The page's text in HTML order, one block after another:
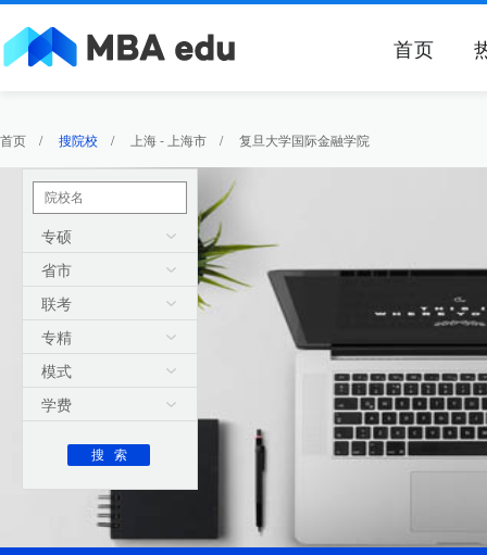
首页
首页 / 搜院校 / 上海 - 上海市 / 复旦大学国际金融学院
专硕
省市
联考
专精
模式
学费